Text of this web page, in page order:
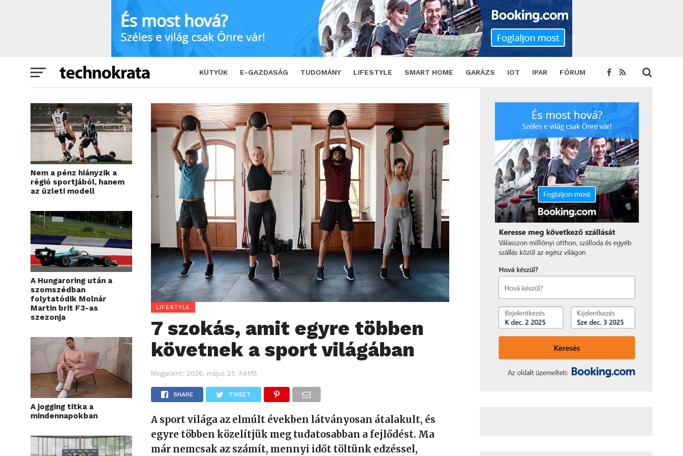
KÜTYÜK E-GAZDASÁG TUDOMÁNY LIFESTYLE SMART HOME GARÁZS IOT IPAR FÓRUM
7 szokás, amit egyre többen követnek a sport világában SHARE TWEET
Nem a pénz hiányzik a
régió sportjából, hanem
az üzleti modell
A Hungaroring után a
szomszédban
folytatódik Molnár
Martin brit F3-as
szezonja
A jogging titka a
mindennapokban
LIFESTYLE
7 szokás, amit egyre többen
követnek a sport világában
Megjelent: 2026. május 25. hétfő
SHARE TWEET
A sport világa az elmúlt években látványosan átalakult, és
egyre többen közelítjük meg tudatosabban a fejlődést. Ma
már nemcsak az számít, mennyi időt töltünk edzéssel,